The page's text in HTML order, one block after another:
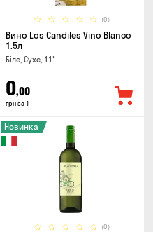
(0)
Вино Los Candiles Vino Blanco
1.5л
Біле, Сухе, 11°
0,00
грн за 1
(0)
Новинка